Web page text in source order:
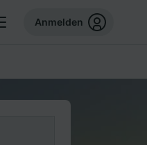
Anmelden